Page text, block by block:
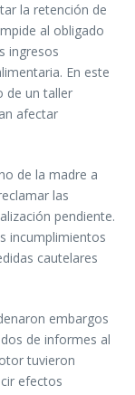
la retención de
al obligado
ingresos
En este
de un taller
afectar
de la madre a
las
pendiente.
incumplimientos
cautelares
embargos
de informes al
tuvieron
efectos